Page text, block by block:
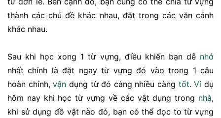
thành các chủ đề khác nhau, đặt trong các văn cảnh
khác nhau.
Sau khi học xong 1 từ vựng, điều khiến bạn dễ nhớ
nhất chính là đặt ngay từ vựng đó vào trong 1 câu
hoàn chỉnh,vận dụng từ đó càng nhiều càng tốt.Ví dụ
hôm nay khi học từ vựng về các vật dụng trong nhà,
khi sử dụng đồ vật nào đó, bạn có thể đọc to từ vựng